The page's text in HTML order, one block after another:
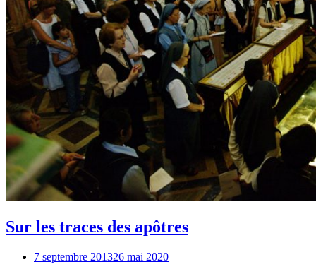
Sur les traces des apôtres
7 septembre 201326 mai 2020